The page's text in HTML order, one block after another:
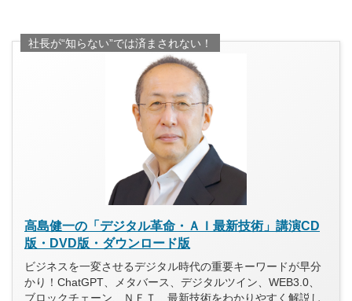
社長が“知らない”では済まされない！
高島健一の「デジタル革命・ＡＩ最新技術」講演CD
版・DVD版・ダウンロード版
ビジネスを一変させるデジタル時代の重要キーワードが早分
かり！ChatGPT、メタバース、デジタルツイン、WEB3.0、
ブロックチェーン、ＮＦＴ…最新技術をわかりやすく解説し